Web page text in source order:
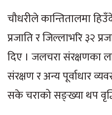
चौधरीले कान्तितालमा
प्रजाति र जिल्लाभरि ३२
दिए । जलचरा संरक्षणका
संरक्षण र अन्य पूर्वाधार
सके चराको सङ्ख्या थप